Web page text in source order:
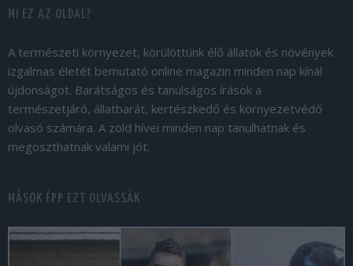
MI EZ AZ OLDAL?
A természeti környezet, körülöttünk élő állatok és növények
izgalmas életét bemutató online magazin minden nap kínál
újdonságot. Barátságos és tanulságos írások a
természetjáró, állatbarát, kertészkedő és környezetvédő
olvasó számára. A zöld hívei minden nap tanulhatnak és
megoszthatnak valami jót.
MÁSOK ÉPP EZT OLVASSÁK